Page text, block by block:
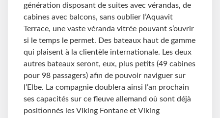
génération disposant de suites avec vérandas, de
cabines avec balcons, sans oublier l’Aquavit
Terrace, une vaste véranda vitrée pouvant s’ouvrir
si le temps le permet. Des bateaux haut de gamme
qui plaisent à la clientèle internationale. Les deux
autres bateaux seront, eux, plus petits (49 cabines
pour 98 passagers) afin de pouvoir naviguer sur
l’Elbe. La compagnie doublera ainsi l’an prochain
ses capacités sur ce fleuve allemand où sont déjà
positionnés les Viking Fontane et Viking